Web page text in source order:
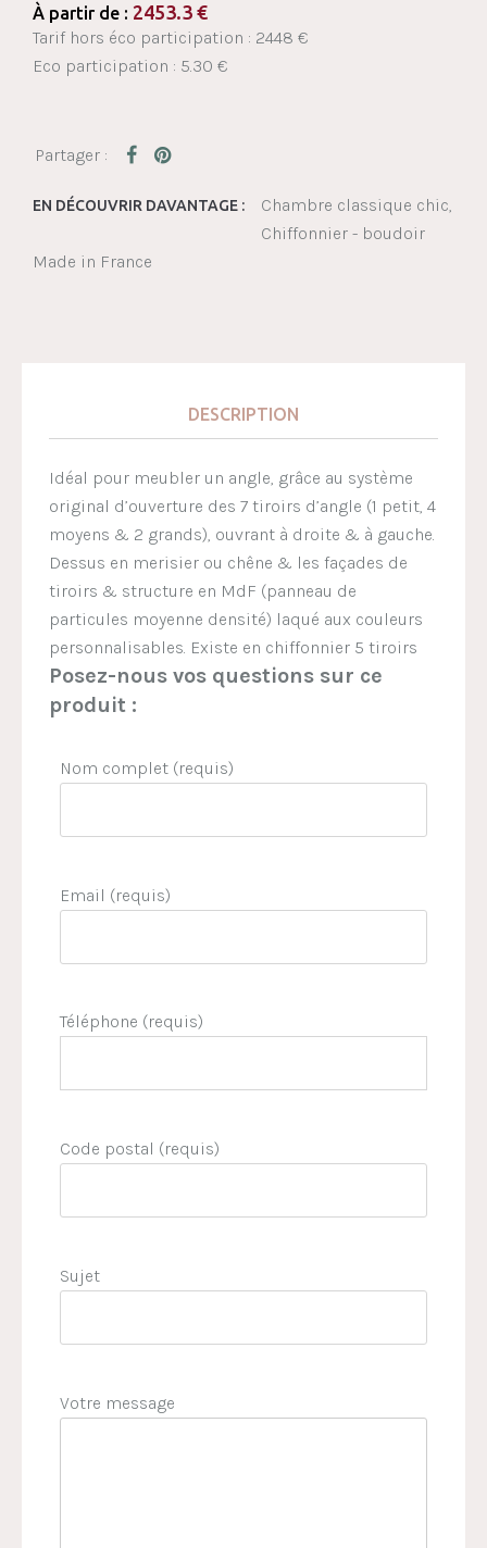
À partir de : 2453.3 €
Tarif hors éco participation : 2448 €
Eco participation : 5.30 €
EN DÉCOUVRIR DAVANTAGE :
Chambre classique chic
Chiffonnier - boudoir
Made in France
DESCRIPTION
Idéal pour meubler un angle, grâce au système
original d’ouverture des 7 tiroirs d’angle (1 petit, 4
moyens & 2 grands), ouvrant à droite & à gauche.
Dessus en merisier ou chêne & les façades de
tiroirs & structure en MdF (panneau de
particules moyenne densité) laqué aux couleurs
personnalisables. Existe en chiffonnier 5 tiroirs
Posez-nous vos questions sur ce
produit :
Nom complet (requis)
Email (requis)
Téléphone (requis)
Code postal (requis)
Sujet
Votre message